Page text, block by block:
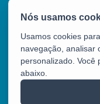
Av. Marechal
CEP:
Usamos cookies
navegação, analisar
personalizado. Você
abaixo.